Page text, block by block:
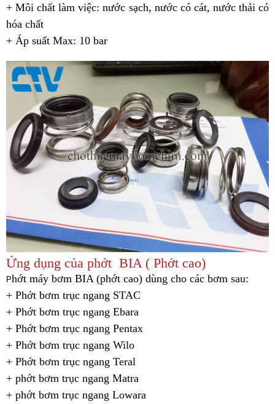
+ Môi chất làm việc: nước sạch, nước có cát, nước thải có
hóa chất
+ Áp suất Max: 10 bar
Ứng dụng của phớt BIA ( Phớt cao)
Phớt máy bơm BIA (phớt cao) dùng cho các bơm sau:
+ Phớt bơm trục ngang STAC
+ Phớt bơm trục ngang Ebara
+ Phớt bơm trục ngang Pentax
+ Phớt bơm trục ngang Wilo
+ Phớt bơm trục ngang Teral
+ phớt bơm trục ngang Matra
+ phớt bơm trục ngang Lowara